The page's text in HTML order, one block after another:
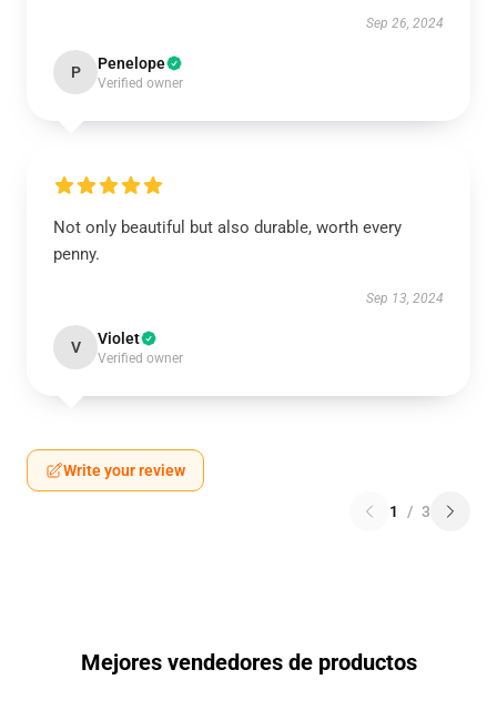
Sep 26, 2024
P Penelope
Verified owner
Not only beautiful but also durable, worth every
penny.
Sep 13, 2024
V Violet
Verified owner
Write your review
1 / 3
Mejores vendedores de productos